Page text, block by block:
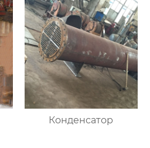
Конденсатор